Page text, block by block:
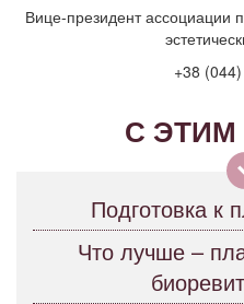
Вице-президент ассоциации
+38
С
Подготовка к
Что лучше –